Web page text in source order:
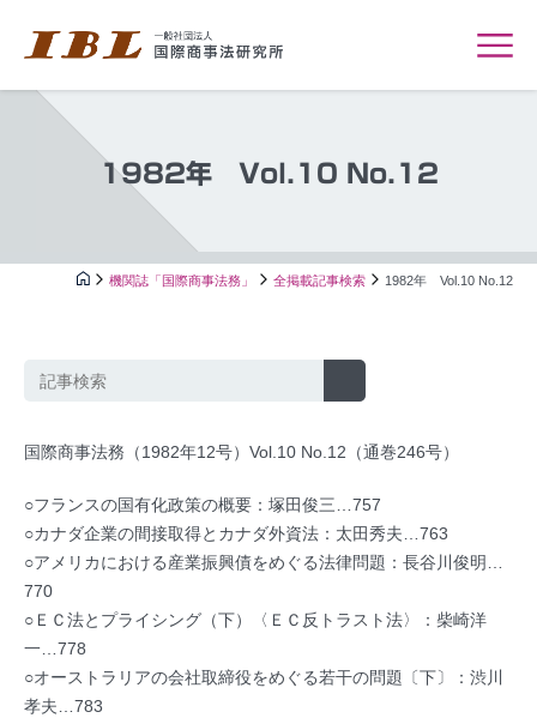
1982年 Vol.10 No.12
機関誌「国際商事法務」 全掲載記事検索 1982年 Vol.10 No.12
国際商事法務（1982年12号）Vol.10 No.12（通巻246号）
○フランスの国有化政策の概要：塚田俊三…757
○カナダ企業の間接取得とカナダ外資法：太田秀夫…763
○アメリカにおける産業振興債をめぐる法律問題：長谷川俊明…
770
○ＥＣ法とプライシング（下）〈ＥＣ反トラスト法〉：柴崎洋
一…778
○オーストラリアの会社取締役をめぐる若干の問題〔下〕：渋川
孝夫…783